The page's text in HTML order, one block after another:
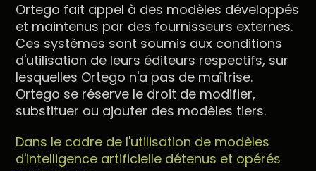
Ortego fait appel à des modèles développés
et maintenus par des fournisseurs externes.
Ces systèmes sont soumis aux conditions
d'utilisation de leurs éditeurs respectifs, sur
lesquelles Ortego n'a pas de maîtrise.
Ortego se réserve le droit de modifier,
substituer ou ajouter des modèles tiers.
Dans le cadre de l'utilisation de modèles
d'intelligence artificielle détenus et opérés